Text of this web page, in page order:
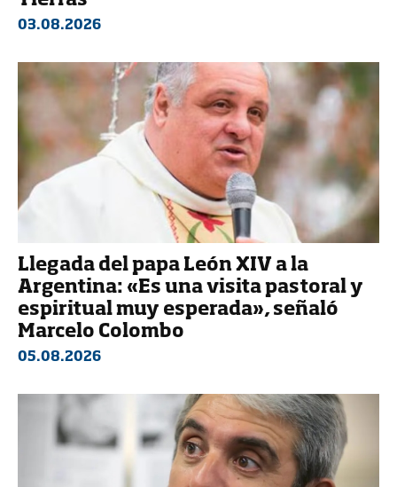
03.08.2026
Llegada del papa León XIV a la
Argentina: «Es una visita pastoral y
espiritual muy esperada», señaló
Marcelo Colombo
05.08.2026